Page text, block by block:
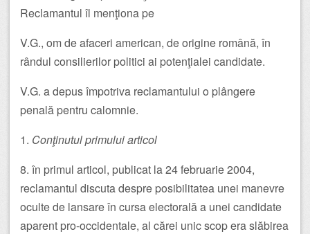
Reclamantul îl menţiona pe
V.G., om de afaceri american, de origine română, în
rândul consilierilor politici ai potenţialei candidate.
V.G. a depus împotriva reclamantului o plângere
penală pentru calomnie.
1. Conţinutul primului articol
8. în primul articol, publicat la 24 februarie 2004,
reclamantul discuta despre posibilitatea unei manevre
oculte de lansare în cursa electorală a unei candidate
aparent pro-occidentale, al cărei unic scop era slăbirea